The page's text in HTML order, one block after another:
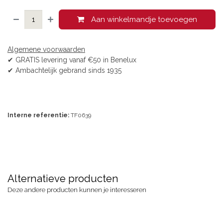
Aan winkelmandje toevoegen
Algemene voorwaarden
✔ GRATIS levering vanaf €50 in Benelux
✔ Ambachtelijk gebrand sinds 1935
Interne referentie: TF0639
Alternatieve producten
Deze andere producten kunnen je interesseren